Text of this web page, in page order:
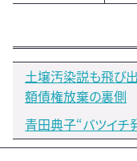
土壌汚染説も飛び出
額債権放棄の裏側
青田典子“バツイチ